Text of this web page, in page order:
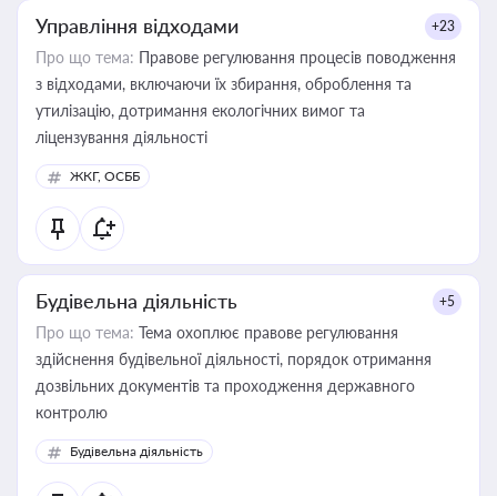
Управління відходами +23
Про що тема: Правове регулювання процесів поводження
з відходами, включаючи їх збирання, оброблення та
утилізацію, дотримання екологічних вимог та
ліцензування діяльності
ЖКГ, ОСББ
Будівельна діяльність +5
Про що тема: Тема охоплює правове регулювання
здійснення будівельної діяльності, порядок отримання
дозвільних документів та проходження державного
контролю
Будівельна діяльність